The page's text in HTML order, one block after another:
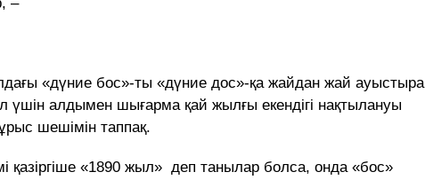
«дүние бос»-ты «дүние дос»-қа жайдан жай ауыстыра
алдымен шығарма қай жылғы екендігі нақтылануы
шешімін таппақ.
қазіргіше «1890 жыл» деп танылар болса, онда «бос»